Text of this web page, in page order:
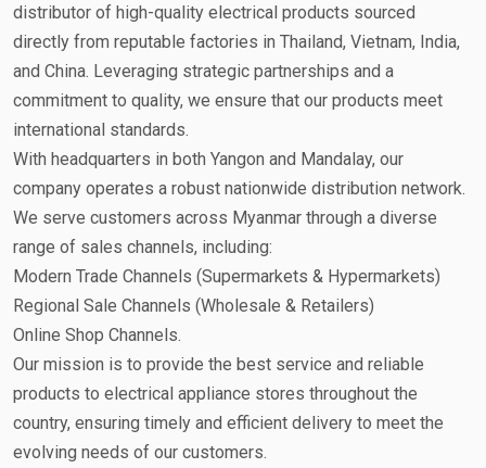
distributor of high-quality electrical products sourced
directly from reputable factories in Thailand, Vietnam, India,
and China. Leveraging strategic partnerships and a
commitment to quality, we ensure that our products meet
international standards.
With headquarters in both Yangon and Mandalay, our
company operates a robust nationwide distribution network.
We serve customers across Myanmar through a diverse
range of sales channels, including:
Modern Trade Channels (Supermarkets & Hypermarkets)
Regional Sale Channels (Wholesale & Retailers)
Online Shop Channels.
Our mission is to provide the best service and reliable
products to electrical appliance stores throughout the
country, ensuring timely and efficient delivery to meet the
evolving needs of our customers.